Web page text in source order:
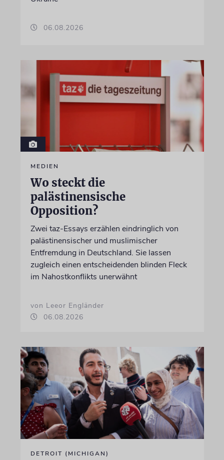
06.08.2026
MEDIEN
Wo steckt die
palästinensische
Opposition?
Zwei taz-Essays erzählen eindringlich von
palästinensischer und muslimischer
Entfremdung in Deutschland. Sie lassen
zugleich einen entscheidenden blinden Fleck
im Nahostkonflikts unerwähnt
von Leeor Engländer
06.08.2026
DETROIT (MICHIGAN)